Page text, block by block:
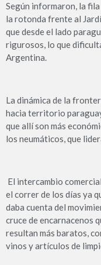
Según informaron, la
la rotonda frente al
que desde el lado
rigurosos, lo que
Argentina.
La dinámica de la
hacia territorio
que allí son más
los neumáticos, que
El intercambio
el correr de los días ya
daba cuenta del
cruce de encarnacenos
resultan más baratos,
vinos y artículos de